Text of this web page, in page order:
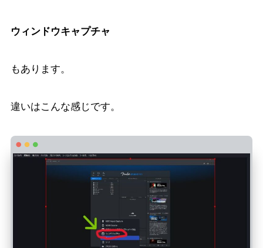
ウィンドウキャプチャ
もあります。
違いはこんな感じです。